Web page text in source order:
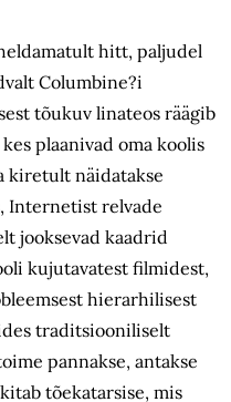
hitt, paljudel
Columbine?i
tõukuv linateos räägib
plaanivad oma koolis
kiretult näidatakse
Internetist relvade
jooksevad kaadrid
kujutavatest filmidest,
hierarhilisest
traditsiooniliselt
pannakse, antakse
tõekatarsise, mis